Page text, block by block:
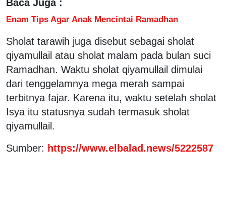
Baca Juga :
Enam Tips Agar Anak Mencintai Ramadhan
Sholat tarawih juga disebut sebagai sholat
qiyamullail atau sholat malam pada bulan suci
Ramadhan. Waktu sholat qiyamullail dimulai
dari tenggelamnya mega merah sampai
terbitnya fajar. Karena itu, waktu setelah sholat
Isya itu statusnya sudah termasuk sholat
qiyamullail.
Sumber: https://www.elbalad.news/5222587